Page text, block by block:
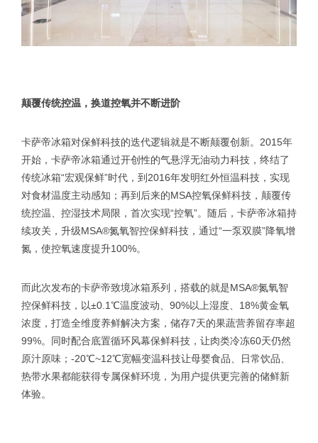
颠覆传统控温，换道控氧并不断进阶
卡萨帝冰箱对保鲜科技的迭代逻辑就是不断颠覆创新。2015年
开始，卡萨帝冰箱通过开创性的气悬浮无油动力科技，终结了
传统冰箱“宏观保鲜”时代，到2016年发明红外恒温科技，实现
对食材温度主动感知；再到后来的MSA控氧保鲜科技，颠覆传
统控温、控湿技术局限，首次实现“控氧”。随后，卡萨帝冰箱持
续攻关，升级MSA®氮氧智控保鲜科技，通过“一泵双膜”降氧增
氮，使控氧速度提升100%。
而此次发布的卡萨帝致境冰箱系列，搭载的就是MSA®氮氧智
控保鲜科技，以±0.1℃温度波动、90%以上湿度、18%黄金氧
浓度，打造全维度养鲜解决方案，储存7天的果蔬营养留存率超
99%。同时配合底置循环风幕保鲜科技，让肉类冷冻60天仍然
原汁原味；-20℃~12℃宽幅变温科技让母婴食品、日常饮品、
热带水果都能获得专属保鲜环境，为用户提供更完善的储鲜新
体验。